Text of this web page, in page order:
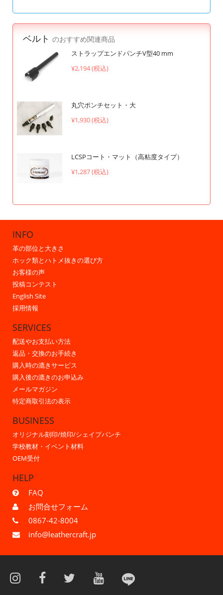
ベルト のおすすめ関連商品
ストラップエンドパンチV型40 mm
¥2,194 (税込)
丸穴ポンチセット・大
¥1,930 (税込)
LCSPコート・マット（高粘度タイプ）
¥1,287 (税込)
INFO
革の部位と大きさ
ホック類とハトメ抜きの選び方
お客様の声
投稿コンテスト
English Site
採用情報
SERVICES
配送やお支払い方法
返品・交換のお手続き
購入時の漉きサービス
購入後の漉きのお申込み
メールマガジン
特定商取引法の表示
BUSINESS
オリジナル刻印/焼印/シェイプパンチ
学校教材・イベント材料
OEM受付
HELP
FAQ
お問合せフォーム
0867-42-8004
info@leathercraft.jp